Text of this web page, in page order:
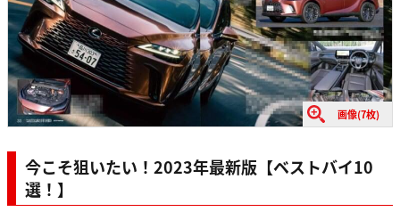
画像(7枚)
今こそ狙いたい！2023年最新版【ベストバイ10
選！】